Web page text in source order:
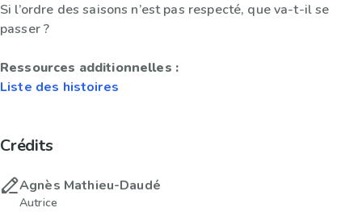
Si l’ordre des saisons n’est pas respecté, que va-t-il se
passer ?
Ressources additionnelles :
Liste des histoires
Crédits
Agnès Mathieu-Daudé
Autrice